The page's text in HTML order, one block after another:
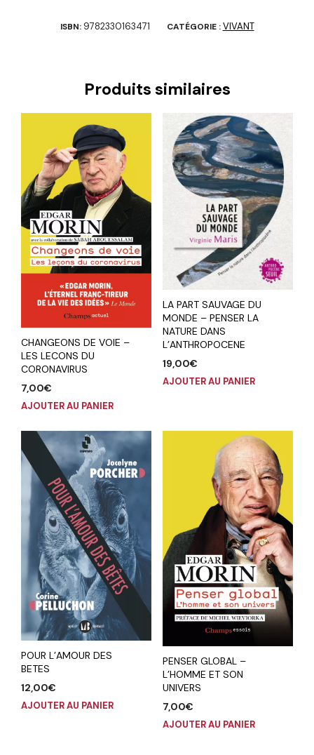
ISBN: 9782330163471 CATÉGORIE :VIVANT
Produits similaires
CHANGEONS DE VOIE –
LES LECONS DU
CORONAVIRUS
7,00€
AJOUTER AU PANIER
LA PART SAUVAGE DU
MONDE – PENSER LA
NATURE DANS
L’ANTHROPOCENE
19,00€
AJOUTER AU PANIER
POUR L’AMOUR DES
BETES
12,00€
AJOUTER AU PANIER
PENSER GLOBAL –
L’HOMME ET SON
UNIVERS
7,00€
AJOUTER AU PANIER